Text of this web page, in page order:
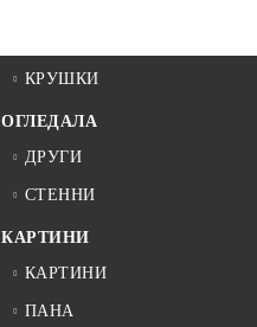
КРУШКИ
ОГЛЕДАЛА
ДРУГИ
СТЕННИ
КАРТИНИ
КАРТИНИ
ПАНА